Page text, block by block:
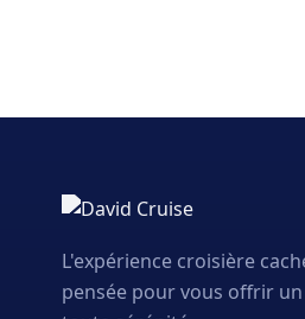
L'expérience croisière
pensée pour vous offrir